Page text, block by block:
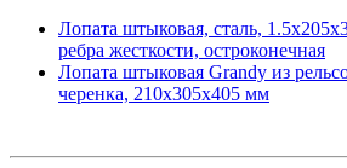
Лопата штыковая, сталь,
ребра жесткости, остроконечная
Лопата штыковая Grandy из
черенка, 210х305х405 мм